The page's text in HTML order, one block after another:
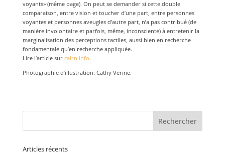
voyants» (même page). On peut se demander si cette double
comparaison, entre vision et toucher d’une part, entre personnes
voyantes et personnes aveugles d’autre part, n’a pas contribué (de
manière involontaire et parfois, même, inconsciente) à entretenir la
marginalisation des perceptions tactiles, aussi bien en recherche
fondamentale qu’en recherche appliquée.
Lire l’article sur cairn.info.
Photographie d’illustration: Cathy Verine.
Articles récents